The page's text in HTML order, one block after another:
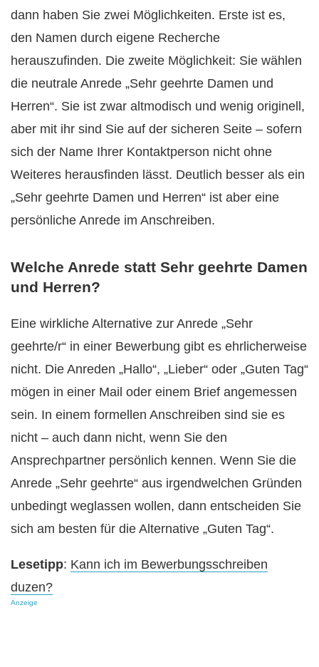
dann haben Sie zwei Möglichkeiten. Erste ist es,
den Namen durch eigene Recherche
herauszufinden. Die zweite Möglichkeit: Sie wählen
die neutrale Anrede „Sehr geehrte Damen und
Herren“. Sie ist zwar altmodisch und wenig originell,
aber mit ihr sind Sie auf der sicheren Seite – sofern
sich der Name Ihrer Kontaktperson nicht ohne
Weiteres herausfinden lässt. Deutlich besser als ein
„Sehr geehrte Damen und Herren“ ist aber eine
persönliche Anrede im Anschreiben.
Welche Anrede statt Sehr geehrte Damen
und Herren?
Eine wirkliche Alternative zur Anrede „Sehr
geehrte/r“ in einer Bewerbung gibt es ehrlicherweise
nicht. Die Anreden „Hallo“, „Lieber“ oder „Guten Tag“
mögen in einer Mail oder einem Brief angemessen
sein. In einem formellen Anschreiben sind sie es
nicht – auch dann nicht, wenn Sie den
Ansprechpartner persönlich kennen. Wenn Sie die
Anrede „Sehr geehrte“ aus irgendwelchen Gründen
unbedingt weglassen wollen, dann entscheiden Sie
sich am besten für die Alternative „Guten Tag“.
Lesetipp: Kann ich im Bewerbungsschreiben
duzen?
Anzeige